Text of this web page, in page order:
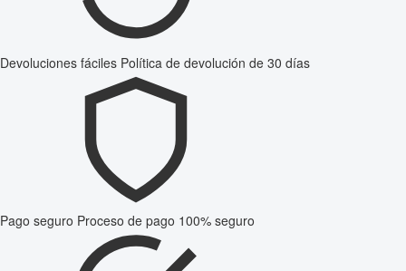
Devoluciones fáciles Política de devolución de 30 días
Pago seguro Proceso de pago 100% seguro